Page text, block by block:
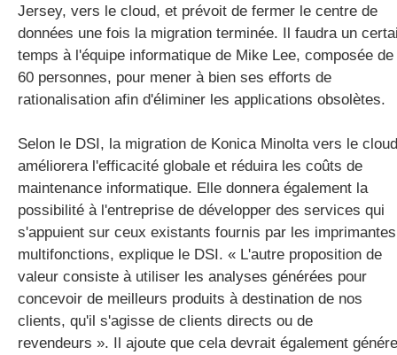
Jersey, vers le cloud, et prévoit de fermer le centre de
données une fois la migration terminée. Il faudra un
temps à l'équipe informatique de Mike Lee, composée de
60 personnes, pour mener à bien ses efforts de
rationalisation afin d'éliminer les applications obsolètes.
Selon le DSI, la migration de Konica Minolta vers le cloud
améliorera l'efficacité globale et réduira les coûts de
maintenance informatique. Elle donnera également la
possibilité à l'entreprise de développer des services qui
s'appuient sur ceux existants fournis par les imprimantes
multifonctions, explique le DSI. « L'autre proposition de
valeur consiste à utiliser les analyses générées pour
concevoir de meilleurs produits à destination de nos
clients, qu'il s'agisse de clients directs ou de
revendeurs ». Il ajoute que cela devrait également